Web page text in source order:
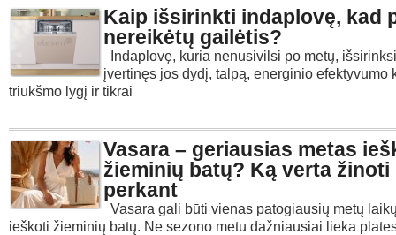
Kaip išsirinkti indaplovę, kad
nereikėtų gailėtis?
Indaplovę, kuria nenusivilsi po metų,
įvertinęs jos dydį, talpą, energinio efektyvumo
triukšmo lygį ir tikrai
Vasara – geriausias metas
žieminių batų? Ką verta žinoti
perkant
Vasara gali būti vienas patogiausių metų
ieškoti žieminių batų. Ne sezono metu dažniausiai lieka